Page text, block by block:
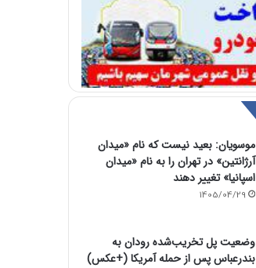
موسویان: بعید نیست که نام «میدان
آرژانتین» در تهران را به نام «میدان
اسپانیا» تغییر دهند
1405/04/29
وضعیت پل تخریب‌شده رودان به
بندرعباس پس از حمله آمریکا (+عکس)